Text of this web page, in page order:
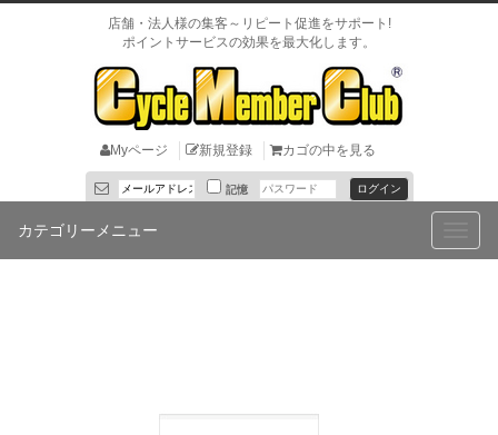
店舗・法人様の集客～リピート促進をサポート!
ポイントサービスの効果を最大化します。
Myページ 新規登録 カゴの中を見る
記憶
カテゴリーメニュー